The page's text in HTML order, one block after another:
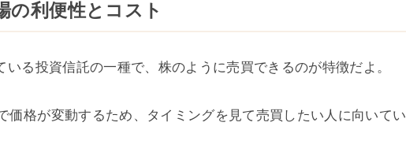
の利便性とコスト
いる投資信託の一種で、株のように売買できるのが特徴だよ。
価格が変動するため、タイミングを見て売買したい人に向いてい